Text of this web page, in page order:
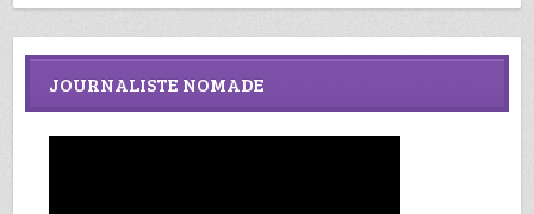
JOURNALISTE NOMADE